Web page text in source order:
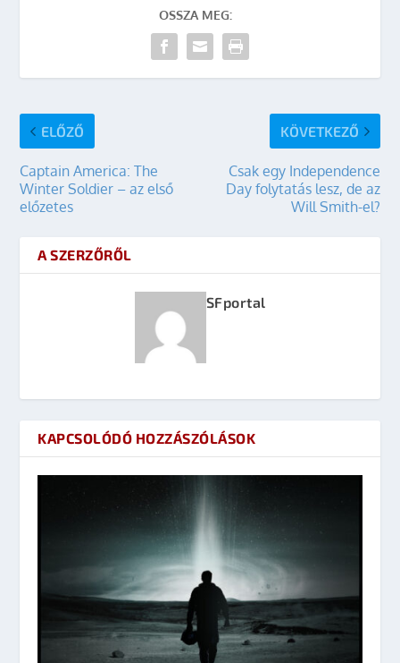
OSSZA MEG:
ELŐZŐ
Captain America: The
Winter Soldier – az első
előzetes
KÖVETKEZŐ
Csak egy Independence
Day folytatás lesz, de az
Will Smith-el?
A SZERZŐRŐL
SFportal
KAPCSOLÓDÓ HOZZÁSZÓLÁSOK